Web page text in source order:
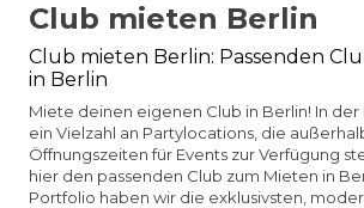
Club mieten Berlin
Club mieten Berlin: Passenden
in Berlin
Miete deinen eigenen Club in Berlin! In
ein Vielzahl an Partylocations, die
Öffnungszeiten für Events zur Verfügung
hier den passenden Club zum Mieten in
Portfolio haben wir die exklusivsten,